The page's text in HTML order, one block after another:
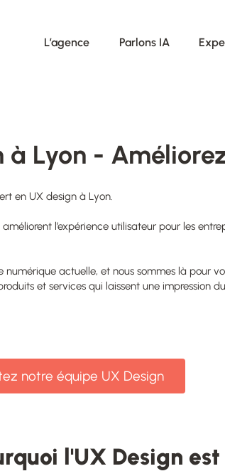
L’agence Parlons IA
à Lyon -
en UX design à Lyon.
l’expérience utilisateur pour les
numérique actuelle, et nous sommes là pour
et services qui laissent une impression
notre équipe UX Design
l'UX Design